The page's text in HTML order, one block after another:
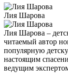
Лия Шарова
Лия Шарова –
читаемый автор
популярную
настоящим
ведущим